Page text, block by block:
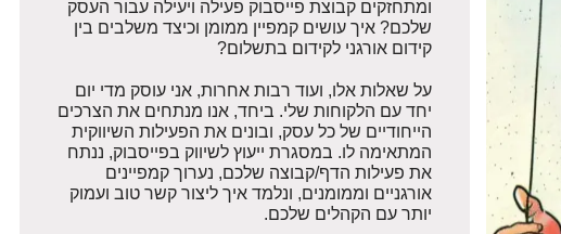
ומתחזקים קבוצת פייסבוק פעילה ויעילה עבור העסק
שלכם? איך עושים קמפיין ממומן וכיצד משלבים בין
קידום אורגני לקידום בתשלום?
על שאלות אלו, ועוד רבות אחרות, אני עוסק מדי יום
יחד עם הלקוחות שלי. ביחד, אנו מנתחים את הצרכים
הייחודיים של כל עסק, ובונים את הפעילות השיווקית
המתאימה לו. במסגרת ייעוץ לשיווק בפייסבוק, ננתח
את פעילות הדף/קבוצה שלכם, נערוך קמפיינים
אורגניים וממומנים, ונלמד איך ליצור קשר טוב ועמוק
יותר עם הקהלים שלכם.